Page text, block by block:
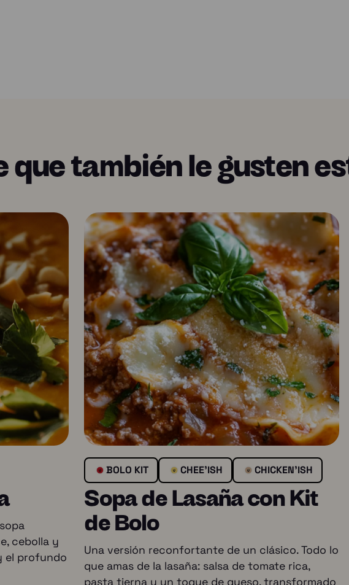
que también le gusten
cebolla y
el profundo
BOLO KIT CHEE'ISH CHICKEN’ISH
Sopa de Lasaña con Kit
de Bolo
Una versión reconfortante de un clásico. Todo lo
que amas de la lasaña: salsa de tomate rica,
pasta tierna y un toque de queso, transformado